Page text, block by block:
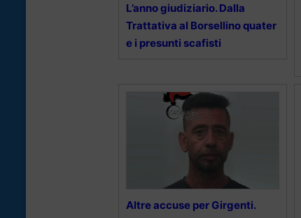
L’anno giudiziario. Dalla
Trattativa al Borsellino quater
e i presunti scafisti
Altre accuse per Girgenti.